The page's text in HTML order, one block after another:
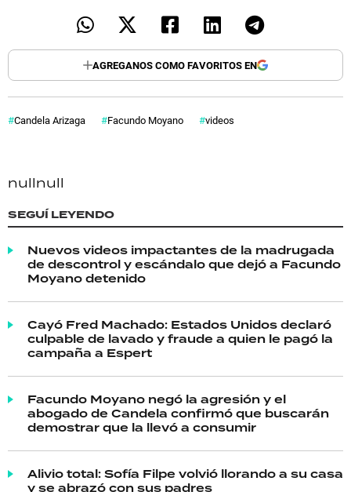
AGREGANOS COMO FAVORITOS EN
Candela Arizaga Facundo Moyano videos
nullnull
SEGUÍ LEYENDO
Nuevos videos impactantes de la madrugada
de descontrol y escándalo que dejó a Facundo
Moyano detenido
Cayó Fred Machado: Estados Unidos declaró
culpable de lavado y fraude a quien le pagó la
campaña a Espert
Facundo Moyano negó la agresión y el
abogado de Candela confirmó que buscarán
demostrar que la llevó a consumir
Alivio total: Sofía Filpe volvió llorando a su casa
y se abrazó con sus padres